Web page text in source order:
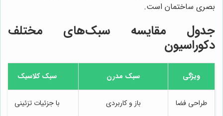
بصری ساختمان است.
جدول مقایسه سبک‌های مختلف
دکوراسیون
ویژگی سبک مدرن سبک کلاسیک
طراحی فضا باز و کاربردی با جزئیات تزئینی